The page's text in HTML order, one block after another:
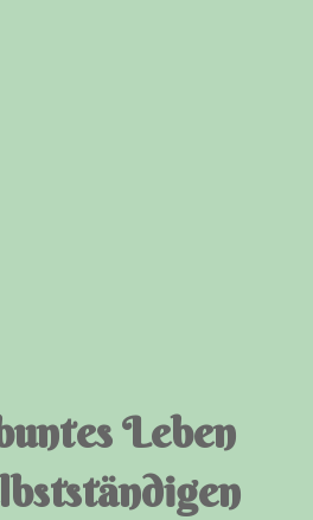
Leben